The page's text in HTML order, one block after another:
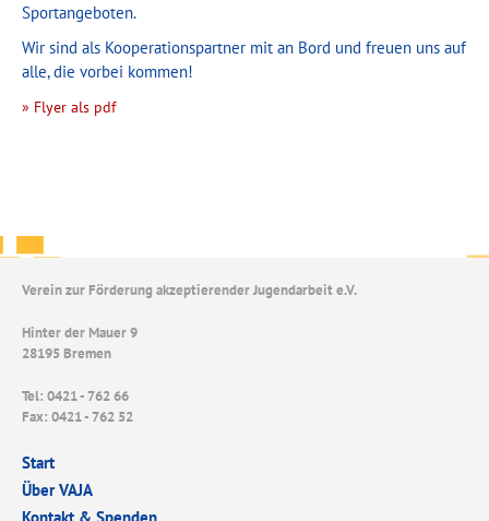
Sportangeboten.
Wir sind als Kooperationspartner mit an Bord und freuen uns auf
alle, die vorbei kommen!
» Flyer als pdf
Verein zur Förderung akzeptierender Jugendarbeit e.V.
Hinter der Mauer 9
28195 Bremen
Tel: 0421 - 762 66
Fax: 0421 - 762 52
Start
Über VAJA